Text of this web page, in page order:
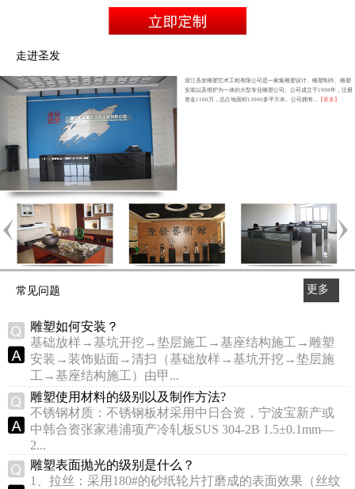
走进圣发
浙江圣发雕塑艺术工程有限公司是一家集雕塑设计、雕塑制作、雕塑
安装以及维护为一体的大型专业雕塑公司。公司成立于1998年，注册
资金1100万，总占地面积13000多平方米。公司拥有...
【更多】
常见问题
更多
雕塑如何安装？
基础放样→基坑开挖→垫层施工→基座结构施工→雕塑
安装→装饰贴面→清扫（基础放样→基坑开挖→垫层施
工→基座结构施工）由甲...
雕塑使用材料的级别以及制作方法?
不锈钢材质：不锈钢板材采用中日合资，宁波宝新产或
中韩合资张家港浦项产冷轧板SUS 304-2B 1.5±0.1mm—
2...
雕塑表面抛光的级别是什么？
1、拉丝：采用180#的砂纸轮片打磨成的表面效果（丝纹